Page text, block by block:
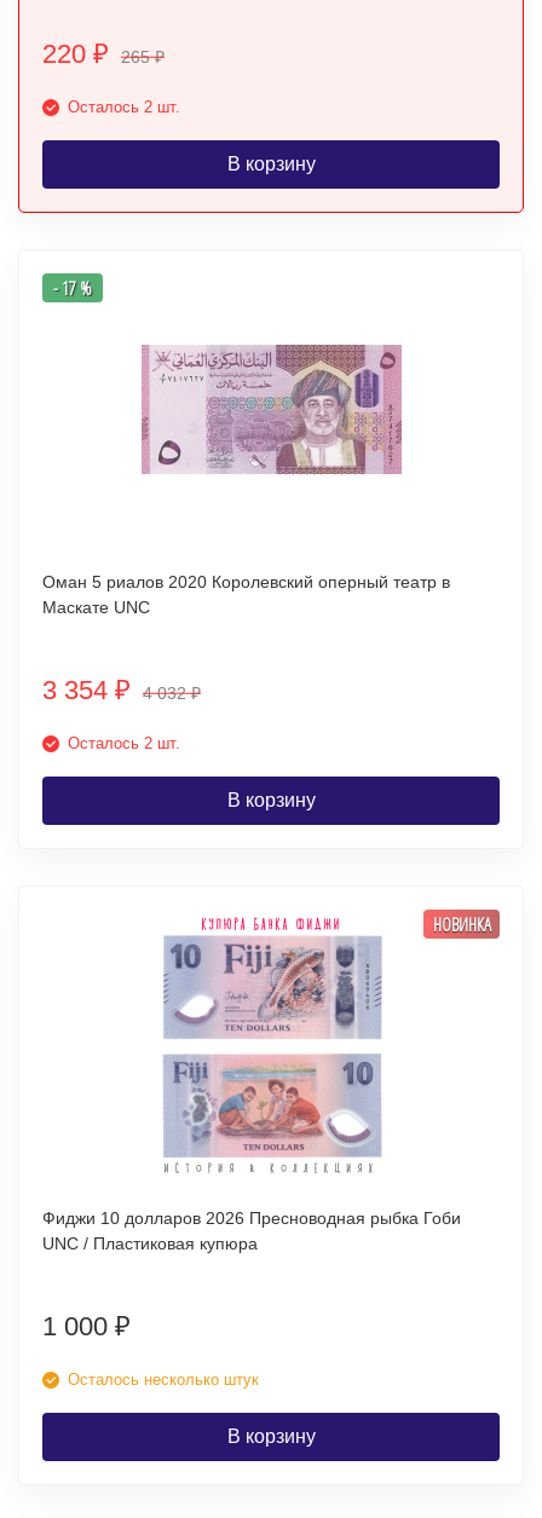
220 ₽ 265₽
Осталось 2 шт.
В корзину
- 17 %
Оман 5 риалов 2020 Королевский оперный театр в
Маскате UNC
3 354 ₽ 4 032₽
Осталось 2 шт.
В корзину
НОВИНКА
Фиджи 10 долларов 2026 Пресноводная рыбка Гоби
UNC / Пластиковая купюра
1 000 ₽
Осталось несколько штук
В корзину